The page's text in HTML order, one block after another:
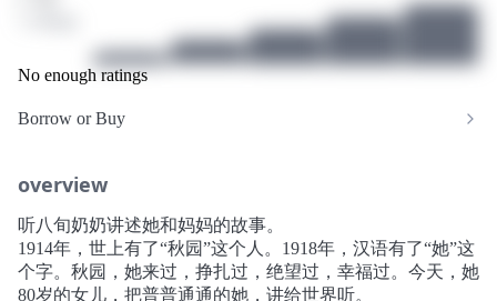
No enough ratings
Borrow or Buy
overview
听八旬奶奶讲述她和妈妈的故事。
1914年，世上有了“秋园”这个人。1918年，汉语有了“她”这
个字。秋园，她来过，挣扎过，绝望过，幸福过。今天，她
80岁的女儿，把普普通通的她，讲给世界听。